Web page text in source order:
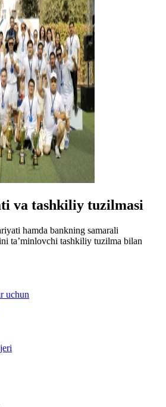
va tashkiliy tuzilmasi
hamda bankning samarali
ta’minlovchi tashkiliy tuzilma bilan
uchun